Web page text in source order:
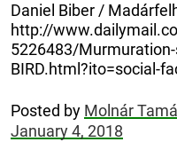
Daniel Biber /
http://
5226483/
BIRD.html?ito=social-
Posted by Molnár
January 4, 2018